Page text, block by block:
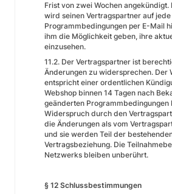
Frist von zwei Wochen angekündigt.
wird seinen Vertragspartner auf
Programmbedingungen per E-Mail
ihm die Möglichkeit geben, ihre
einzusehen.
11.2. Der Vertragspartner ist
Änderungen zu widersprechen. Der
entspricht einer ordentlichen
Webshop binnen 14 Tagen nach
geänderten Programmbedingungen
Widerspruch durch den
die Änderungen als vom
und sie werden Teil der
Vertragsbeziehung. Die
Netzwerks bleiben unberührt.
§ 12 Schlussbestimmungen